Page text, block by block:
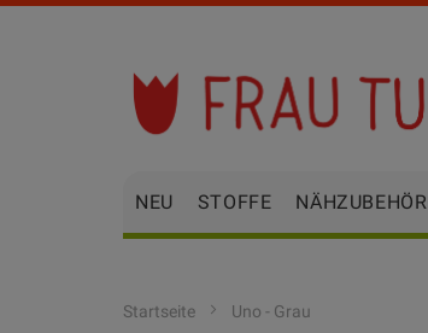
Inhalt
springen
NEU STOFFE NÄHZUBEHÖR
Startseite Uno - Grau